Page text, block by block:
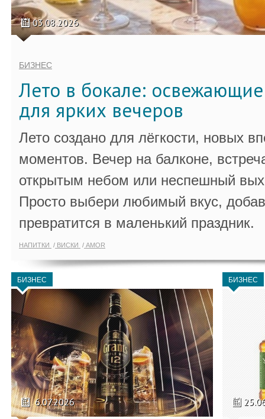
03.08.2026
БИЗНЕС
Лето в бокале:
для ярких вечеров
Лето создано для лёгкости, новых
моментов. Вечер на балконе,
открытым небом или неспешный
Просто выбери любимый вкус,
превратится в маленький праздник.
НАПИТКИ ВИСКИ AMOR
БИЗНЕС
6.07.2026
БИЗНЕС